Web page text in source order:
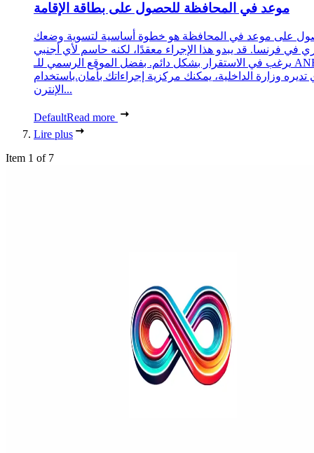
موعد في المحافظة للحصول على بطاقة الإقامة
على موعد في المحافظة هو خطوة أساسية لتسوية وضعك
في فرنسا. قد يبدو هذا الإجراء معقدًا، لكنه حاسم لأي أجنبي
يرغب في الاستقرار بشكل دائم. بفضل الموقع الرسمي للـ ANEF،
تديره وزارة الداخلية، يمكنك مركزية إجراءاتك بأمان.باستخدام
الإنترن...
DefaultRead more
Lire plus
Item 1 of 7